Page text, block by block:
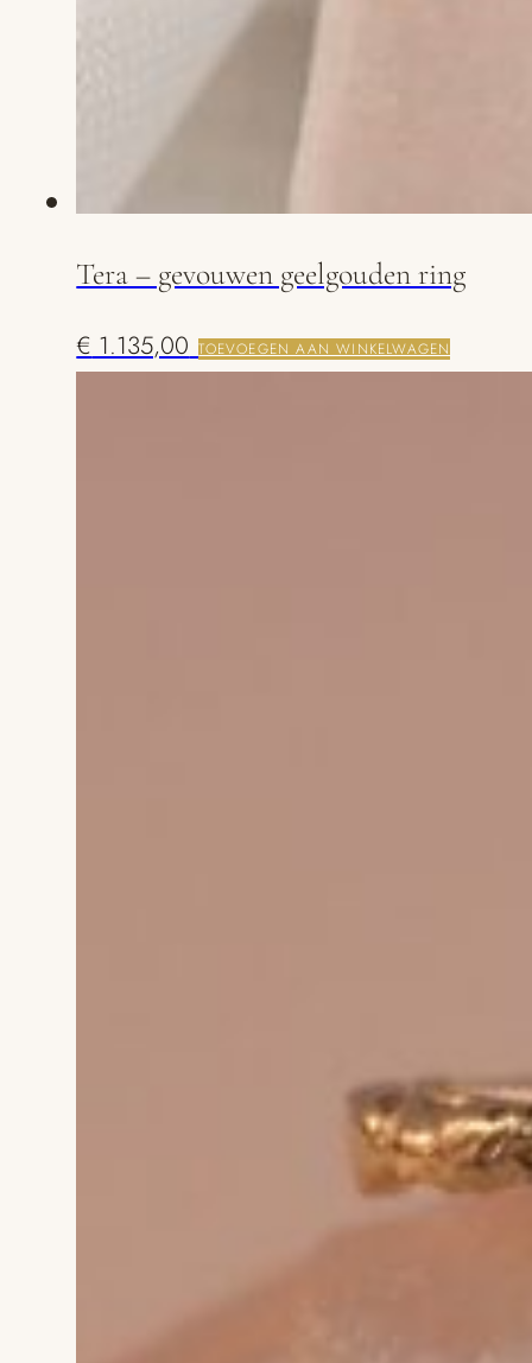
Tera – gevouwen geelgouden ring
€ 1.135,00 TOEVOEGEN AAN WINKELWAGEN